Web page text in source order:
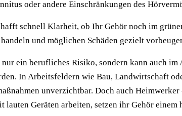
oder andere Einschränkungen des
schnell Klarheit, ob Ihr Gehör noch im
und möglichen Schäden gezielt
ein berufliches Risiko, sondern kann auch im
In Arbeitsfeldern wie Bau, Landwirtschaft
unverzichtbar. Doch auch
lauten Geräten arbeiten, setzen ihr Gehör einem